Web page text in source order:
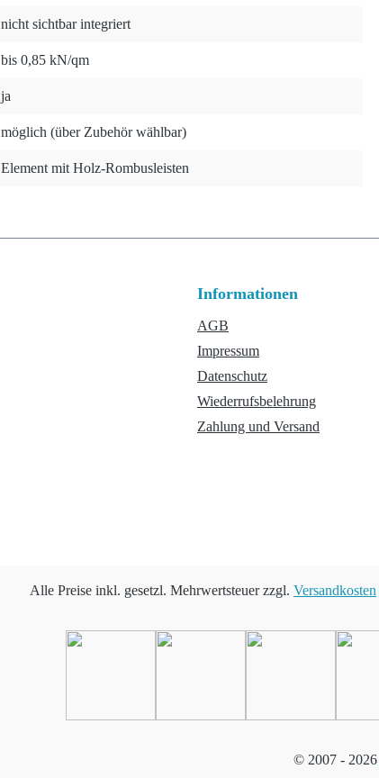
nicht sichtbar integriert
bis 0,85 kN/qm
ja
möglich (über Zubehör wählbar)
Element mit Holz-Rombusleisten
Informationen
AGB
Impressum
Datenschutz
Wiederrufsbelehrung
Zahlung und Versand
Alle Preise inkl. gesetzl. Mehrwertsteuer zzgl. Versandkosten
© 2007 - 2026